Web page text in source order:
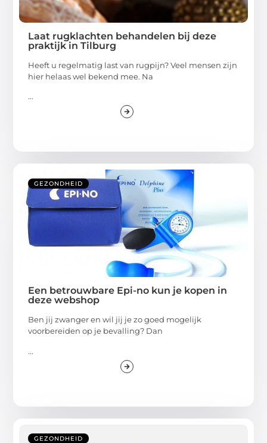
Laat rugklachten behandelen bij deze
praktijk in Tilburg
Heeft u regelmatig last van rugpijn? Veel mensen zijn
hier helaas wel bekend mee. Na
...
GEZONDHEID
Een betrouwbare Epi-no kun je kopen in
deze webshop
Ben jij zwanger en wil jij je zo goed mogelijk
voorbereiden op je bevalling? Dan
...
GEZONDHEID